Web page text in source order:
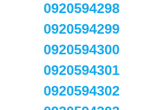
0920594298
0920594299
0920594300
0920594301
0920594302